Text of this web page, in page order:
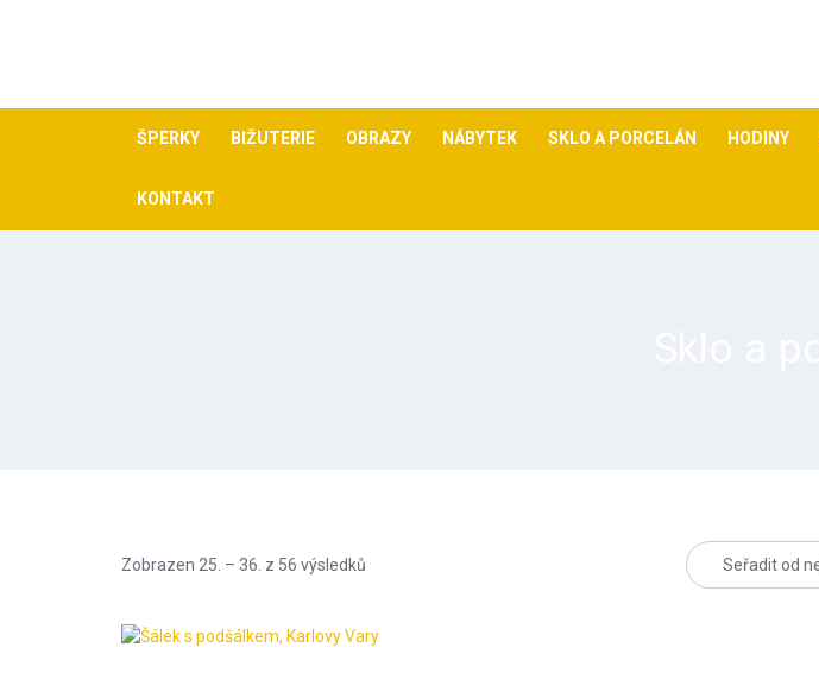
ŠPERKY BIŽUTERIE OBRAZY NÁBYTEK SKLO A PORCELÁN HODINY
KONTAKT
Zobrazen 25. – 36. z 56 výsledků